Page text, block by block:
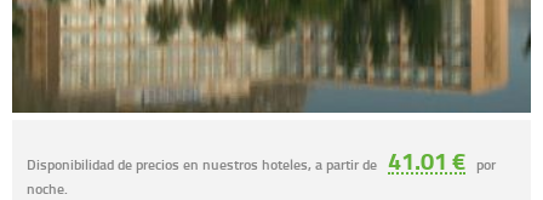
Disponibilidad de precios en nuestros hoteles, a partir de 41.01 € por
noche.